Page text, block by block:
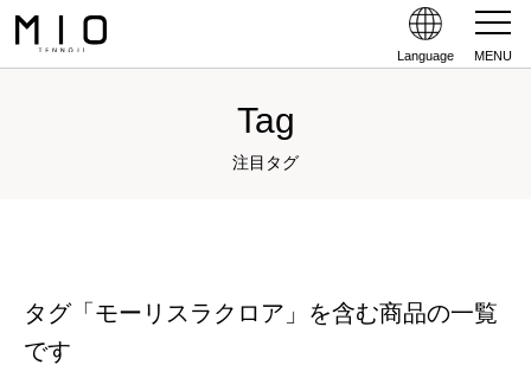
Language MENU
Tag
注目タグ
タグ「モーリスラクロア」を含む商品の一覧
です